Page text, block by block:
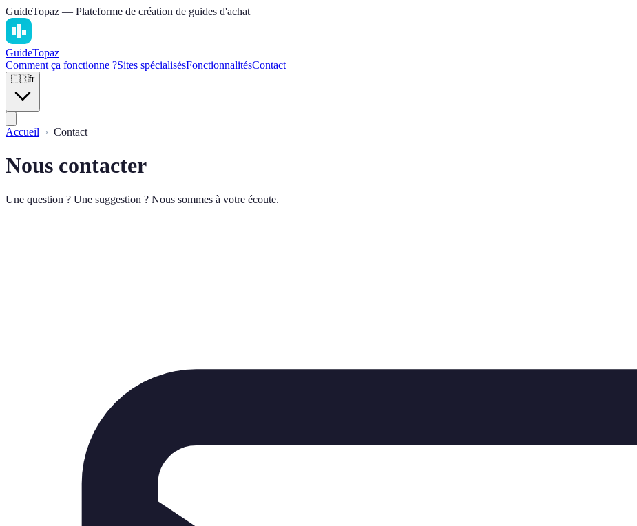
GuideTopaz — Plateforme de création de guides d'achat
GuideTopaz
Comment ça fonctionne ?Sites spécialisésFonctionnalitésContact
🇫🇷fr
Accueil Contact
Nous contacter
Une question ? Une suggestion ? Nous sommes à votre écoute.